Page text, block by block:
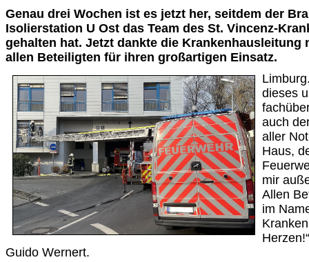
Genau drei Wochen ist es jetzt her, seitdem der
Isolierstation U Ost das Team des St. Vincenz-
gehalten hat. Jetzt dankte die Krankenhausleitung
allen Beteiligten für ihren großartigen Einsatz.
dieses
auch
aller
Haus,
mir
Allen
im
Guido Wernert.